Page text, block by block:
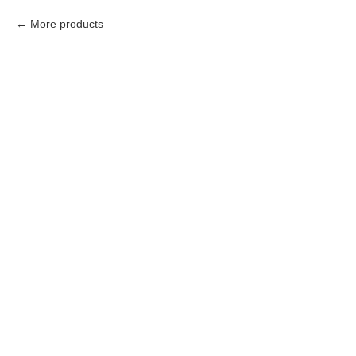
More products